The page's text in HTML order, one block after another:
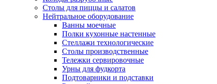
Столы для пиццы и салатов
Нейтральное оборудование
Ванны моечные
Полки кухонные настенные
Стеллажи технологические
Столы производственные
Тележки сервировочные
Урны для фудкорта
Подтоварники и подставки